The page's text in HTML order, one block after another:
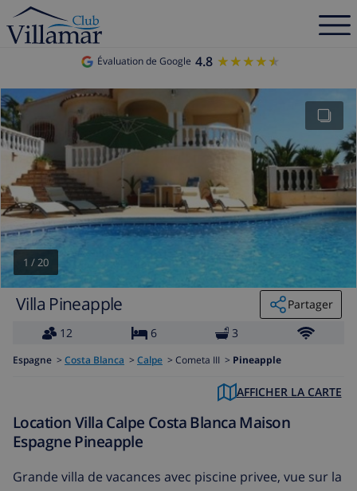
Évaluation de Google 4.8 ★★★★★
★★★★★
1 /20
Villa Pineapple
Partager
12
6 3
Espagne > Costa Blanca > Calpe > Cometa III > Pineapple
AFFICHER LA CARTE
Location Villa Calpe Costa Blanca Maison
Espagne Pineapple
Grande villa de vacances avec piscine privee, vue sur la